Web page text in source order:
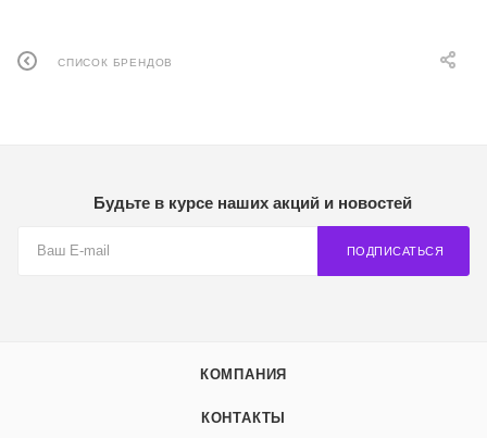
СПИСОК БРЕНДОВ
Будьте в курсе наших акций и новостей
ПОДПИСАТЬСЯ
КОМПАНИЯ
КОНТАКТЫ